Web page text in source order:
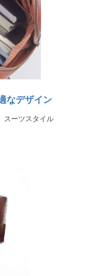
なデザイン
スーツスタイル